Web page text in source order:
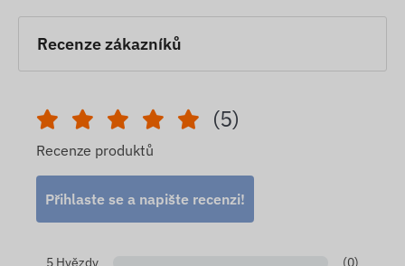
Recenze zákazníků
(5)
Recenze produktů
Přihlaste se a napište recenzi!
5 Hvězdy
(0)